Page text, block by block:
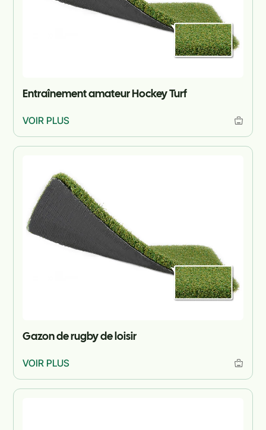
Entraînement amateur Hockey Turf
VOIR PLUS
Gazon de rugby de loisir
VOIR PLUS